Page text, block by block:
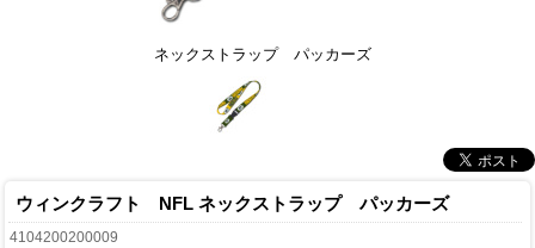
ネックストラップ パッカーズ
ウィンクラフト NFL ネックストラップ パッカーズ
4104200200009